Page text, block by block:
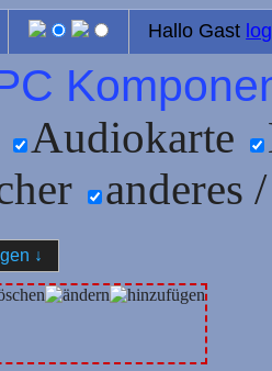
Hallo Gast
Audiokarte
anderes
↓